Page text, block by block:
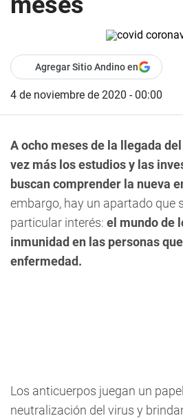
Agregar Sitio Andino en
4 de noviembre de 2020 - 00:00
A ocho meses de la llegada
vez más los estudios y las
buscan comprender la nueva
embargo, hay un apartado que
particular interés: el mundo de
inmunidad en las personas
enfermedad.
Los anticuerpos juegan un
neutralización del virus y